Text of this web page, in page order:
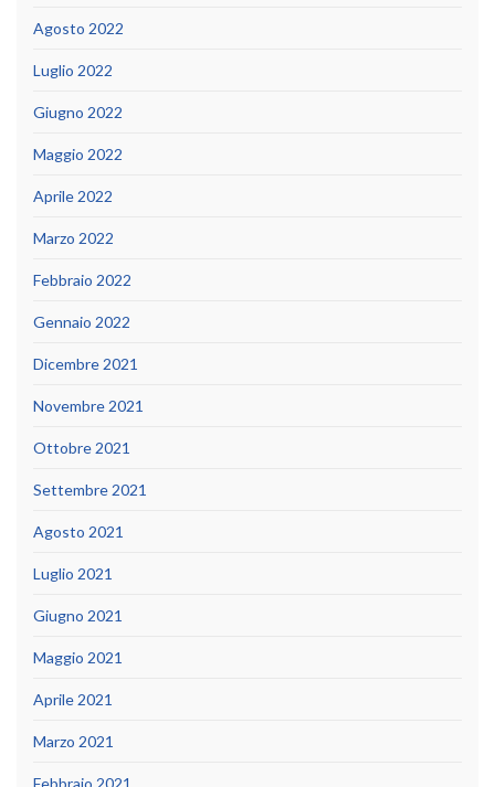
Agosto 2022
Luglio 2022
Giugno 2022
Maggio 2022
Aprile 2022
Marzo 2022
Febbraio 2022
Gennaio 2022
Dicembre 2021
Novembre 2021
Ottobre 2021
Settembre 2021
Agosto 2021
Luglio 2021
Giugno 2021
Maggio 2021
Aprile 2021
Marzo 2021